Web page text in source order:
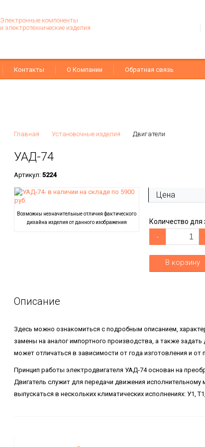
Электронные компоненты
и электротехнические изделия
Контакты О Компании Обратная связь
Главная Установочные изделия Двигатели
УАД-74
Артикул: 5224
Возможны незначительные отличия фактического
дизайна изделия от данного изображения
Цена
Количество для
-
В корзину
Описание
Здесь можно ознакомиться с подробным описанием,
замены на аналог импортного производства, а также
может отличаться в зависимости от года изготовления и от
Принцип работы электродвигателя УАД-74 основан на
Двигатель служит для передачи движения исполнительному
выпускаться в нескольких климатических исполнениях: У1,